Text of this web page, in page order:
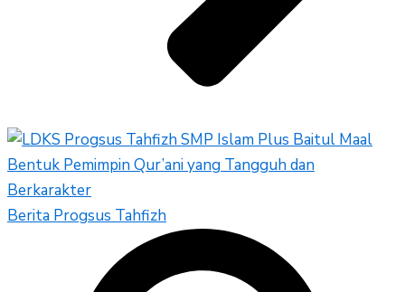
Berita Progsus Tahfizh